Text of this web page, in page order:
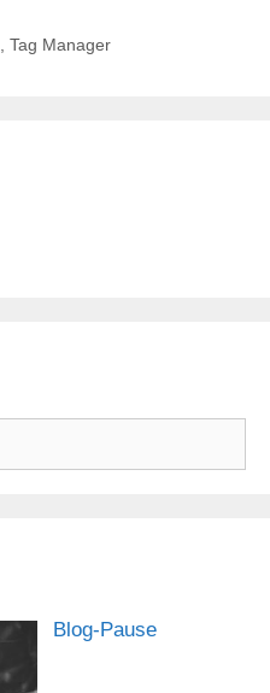
,Tag Manager
Blog-Pause